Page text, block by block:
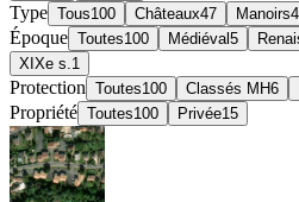
Type Tous100 Châteaux47 Manoirs
Époque Toutes100 Médiéval 5
XIXe s. 1
Protection Toutes100 Classés MH6
Propriété Toutes100 Privée15